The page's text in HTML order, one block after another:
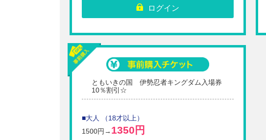
※無料施設と温浴施設、さらに変身レンタルご利用の
セットとなります。
※酒気を帯びている方の入場は、お断りさせていただく
場合がございます。
※劇場をはじめ各施設は、諸事情により予告無く内容な
どの変更あるいは中止、または入場制限をさせていただ
く場合がございますのでご了承ください。
※場内へのペットの持ち込みの際はゲージにお入れくだ
さい。場内でのペットの歩行はご遠慮ください。（盲導
犬を除く）
タルを希望の場合は、幼児の衣装レンタル（1500円）
『変身写真館（関所入ってすぐ左手）』をご利用くださ
ログイン
ともいきの国 伊勢忍者キングダム入場券
10％割引☆
■大人 （18才以上）
1500円→ 1350円